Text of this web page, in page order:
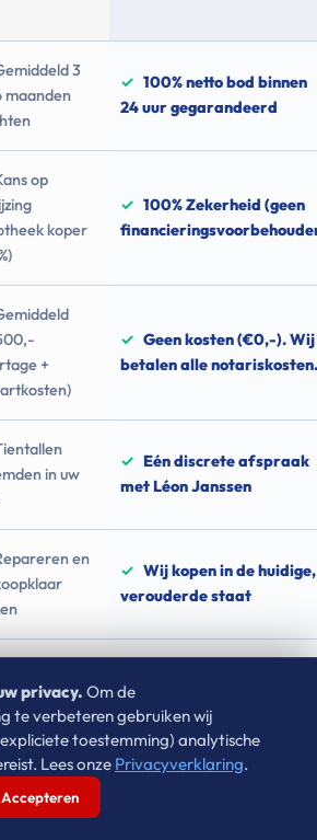
3
maanden
✓ 100% netto bod binnen
24 uur gegarandeerd
op
koper
✓ 100% Zekerheid (geen
+
✓ Geen kosten (€0,-). Wij
betalen alle notariskosten.
in uw
✓ Eén discrete afspraak
met Léon Janssen
en
✓ Wij kopen in de huidige,
verouderde staat
van de
leveringsdatum
privacy. Om de
te verbeteren gebruiken wij
toestemming) analytische
Lees onze Privacyverklaring.
Accepteren